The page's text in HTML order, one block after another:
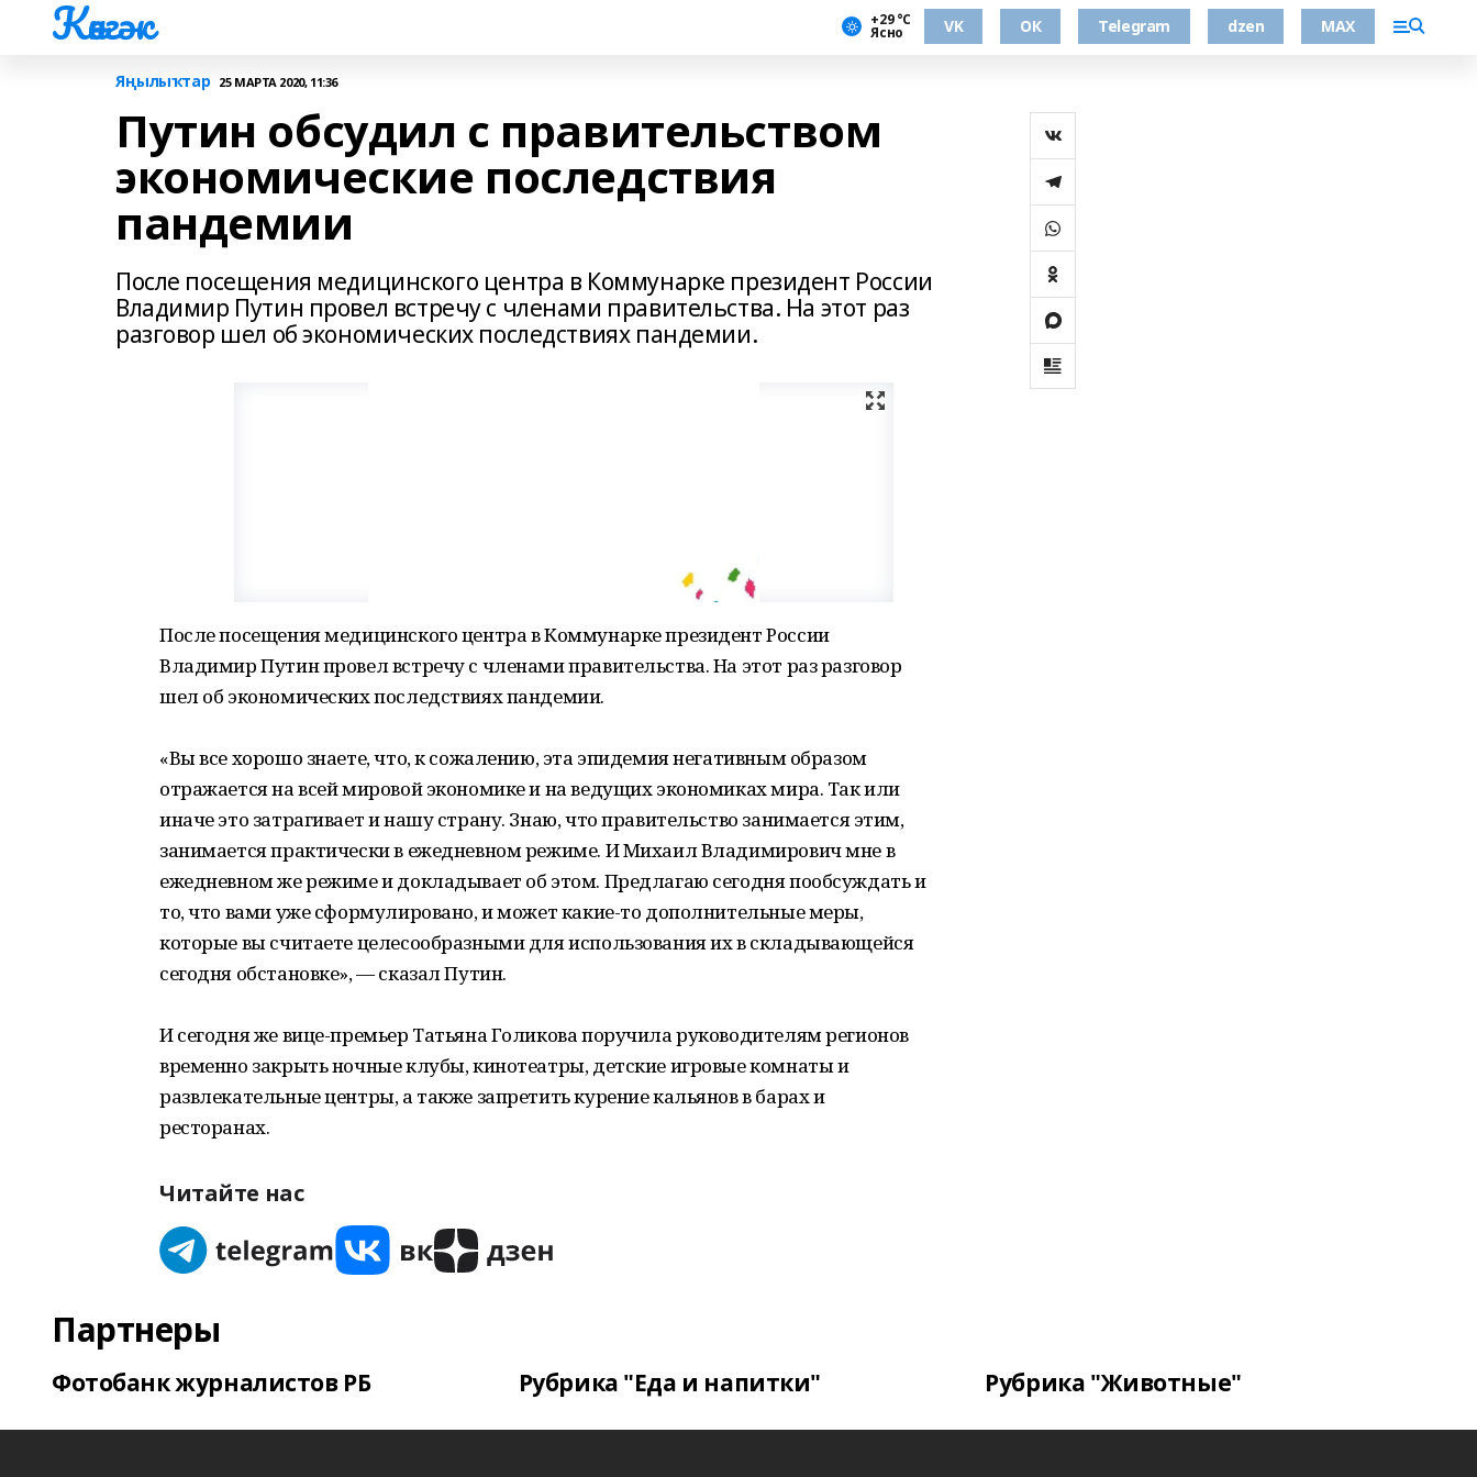
Көнгәк +29 °С
Ясно VK ОК Telegram dzen MAX
Яңылыҡтар 25 МАРТА 2020, 11:36
Путин обсудил с правительством
экономические последствия
пандемии
После посещения медицинского центра в Коммунарке президент России
Владимир Путин провел встречу с членами правительства. На этот раз
разговор шел об экономических последствиях пандемии.
После посещения медицинского центра в Коммунарке президент России
Владимир Путин провел встречу с членами правительства. На этот раз разговор
шел об экономических последствиях пандемии.
«Вы все хорошо знаете, что, к сожалению, эта эпидемия негативным образом
отражается на всей мировой экономике и на ведущих экономиках мира. Так или
иначе это затрагивает и нашу страну. Знаю, что правительство занимается этим,
занимается практически в ежедневном режиме. И Михаил Владимирович мне в
ежедневном же режиме и докладывает об этом. Предлагаю сегодня пообсуждать и
то, что вами уже сформулировано, и может какие-то дополнительные меры,
которые вы считаете целесообразными для использования их в складывающейся
сегодня обстановке», — сказал Путин.
И сегодня же вице-премьер Татьяна Голикова поручила руководителям регионов
временно закрыть ночные клубы, кинотеатры, детские игровые комнаты и
развлекательные центры, а также запретить курение кальянов в барах и
ресторанах.
Читайте нас
Партнеры
Фотобанк журналистов РБ Рубрика "Еда и напитки" Рубрика "Животные"